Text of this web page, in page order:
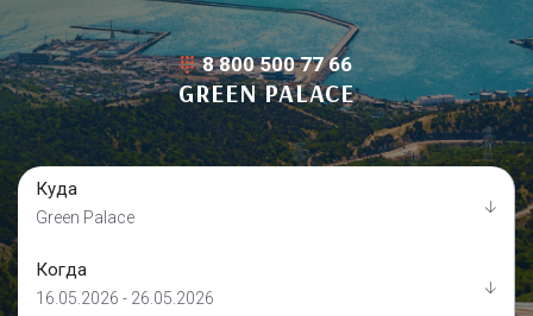
8 800 500 77 66
GREEN PALACE
Куда
Green Palace
Когда
16.05.2026 - 26.05.2026